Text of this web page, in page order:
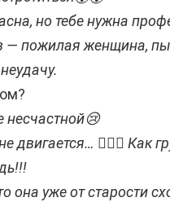
но тебе нужна
— пожилая женщина,
двигается… 🤦🏻‍♂️ Как
она уже от старости